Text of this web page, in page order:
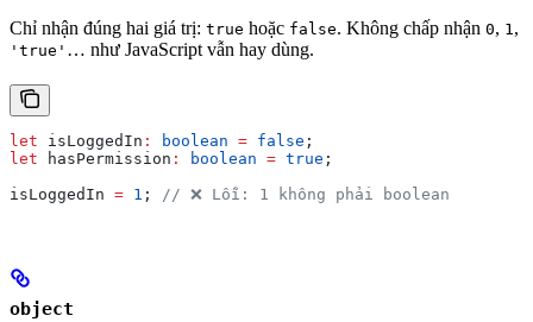
Chỉ nhận đúng hai giá trị: true hoặc false. Không chấp nhận 0, 1 ,
'true' … như JavaScript vẫn hay dùng.
let isLoggedIn : boolean = false ;
let hasPermission : boolean = true ;
isLoggedIn = 1 ; // ❌ Lỗi: 1 không phải boolean
object